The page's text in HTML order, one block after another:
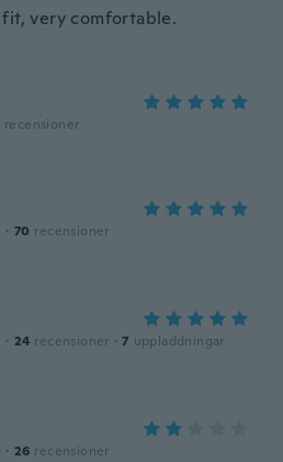
very comfortable.
recensioner
· 70 recensioner
· 24 recensioner · 7 uppladdningar
· 26 recensioner